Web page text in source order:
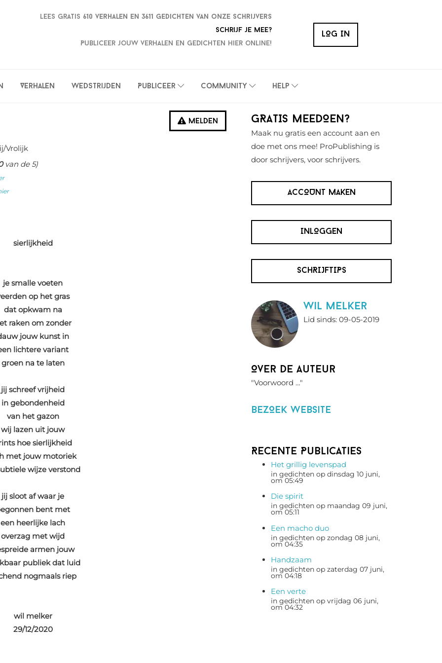
Lees gratis 610 verhalen en 3611 gedichten van onze schrijvers
Schrijf je mee?
Publiceer jouw verhalen en gedichten hier online!
LOG IN
Verhalen Wedstrijden Publiceer Community Help
Melden
Vrolijk
van de 5)
sierlijkheid
je smalle voeten
op het gras
dat opkwam na
raken om zonder
jouw kunst in
lichtere variant
groen na te laten
jij schreef vrijheid
in gebondenheid
van het gazon
wij lazen uit jouw
hoe sierlijkheid
met jouw motoriek
wijze verstond
jij sloot af waar je
bent met
een heerlijke lach
overzag met wijd
armen jouw
publiek dat luid
nogmaals riep
wil melker
29/12/2020
Primaire
Sidebar
GRATIS MEEDOEN?
Maak nu gratis een account aan en
doe met ons mee! ProPublishing is
door schrijvers, voor schrijvers.
ACCOUNT MAKEN
INLOGGEN
SCHRIJFTIPS
wil melker
Lid sinds: 09-05-2019
Over de auteur
"Voorwoord …"
BezOek website
Recente Publicaties
Het grillig levenspad
in gedichten op dinsdag 10 juni,
om 05:49
Die spirit
in gedichten op maandag 09 juni,
om 05:11
Een macho duo
in gedichten op zondag 08 juni,
om 04:35
Handzaam
in gedichten op zaterdag 07 juni,
om 04:18
Een verte
in gedichten op vrijdag 06 juni,
om 04:32